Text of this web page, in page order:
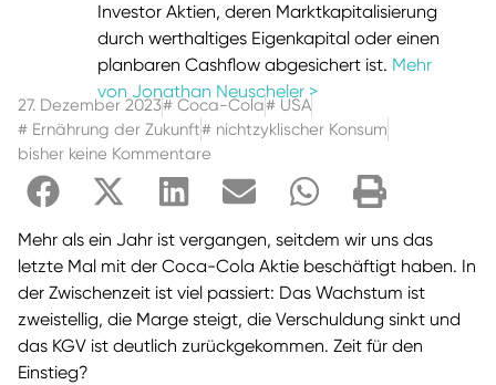
Investor Aktien, deren Marktkapitalisierung
durch werthaltiges Eigenkapital oder einen
planbaren Cashflow abgesichert ist. Mehr
von Jonathan Neuscheler >
27. Dezember 2023# Coca-Cola# USA
# Ernährung der Zukunft# nichtzyklischer Konsum
bisher keine Kommentare
Mehr als ein Jahr ist vergangen, seitdem wir uns das
letzte Mal mit der Coca-Cola Aktie beschäftigt haben. In
der Zwischenzeit ist viel passiert: Das Wachstum ist
zweistellig, die Marge steigt, die Verschuldung sinkt und
das KGV ist deutlich zurückgekommen. Zeit für den
Einstieg?